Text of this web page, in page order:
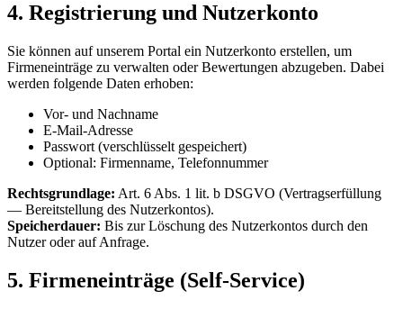
4. Registrierung und Nutzerkonto
Sie können auf unserem Portal ein Nutzerkonto erstellen, um
Firmeneinträge zu verwalten oder Bewertungen abzugeben. Dabei
werden folgende Daten erhoben:
Vor- und Nachname
E-Mail-Adresse
Passwort (verschlüsselt gespeichert)
Optional: Firmenname, Telefonnummer
Rechtsgrundlage: Art. 6 Abs. 1 lit. b DSGVO (Vertragserfüllung
— Bereitstellung des Nutzerkontos).
Speicherdauer: Bis zur Löschung des Nutzerkontos durch den
Nutzer oder auf Anfrage.
5. Firmeneinträge (Self-Service)